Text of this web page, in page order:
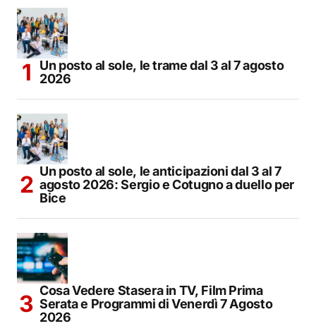
Un posto al sole, le trame dal 3 al 7 agosto
2026
Un posto al sole, le anticipazioni dal 3 al 7
agosto 2026: Sergio e Cotugno a duello per
Bice
Cosa Vedere Stasera in TV, Film Prima
Serata e Programmi di Venerdì 7 Agosto
2026